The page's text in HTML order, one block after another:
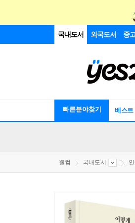
국내도서 외국도서 중
빠른분야찾기 베스트
웰컴 국내도서